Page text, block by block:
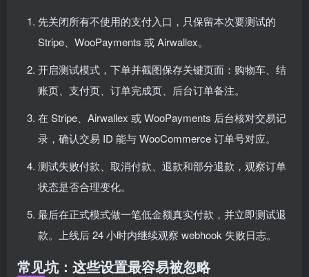
先关闭所有不使用的支付入口，只保留本次要测试的
Stripe、WooPayments 或 Airwallex。
开启测试模式，下单并截图保存关键页面：购物车、结
账页、支付页、订单完成页、后台订单备注。
在 Stripe、Airwallex 或 WooPayments 后台核对交易记
录，确认交易 ID 能与 WooCommerce 订单号对应。
测试失败付款、取消付款、退款和部分退款，观察订单
状态是否合理变化。
最后在正式模式做一笔低金额真实付款，并立即测试退
款。上线后 24 小时内继续观察 webhook 失败日志。
常见坑：这些设置最容易被忽略